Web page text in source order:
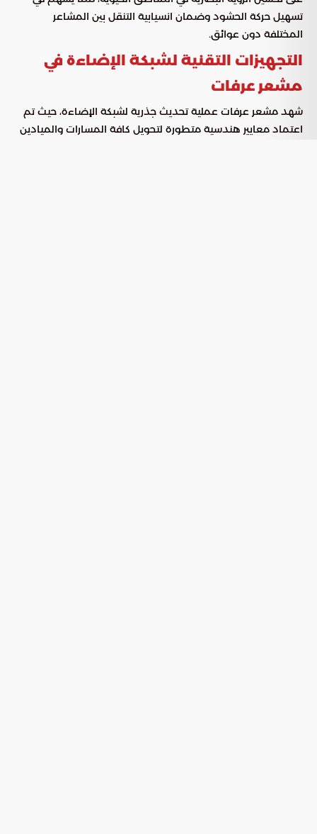
تسهيل حركة الحشود وضمان انسيابية التنقل بين المشاعر
المختلفة دون عوائق.
التجهيزات التقنية لشبكة الإضاءة في
مشعر عرفات
شهد مشعر عرفات عملية تحديث جذرية لشبكة الإضاءة، حيث تم
اعتماد معايير هندسية متطورة لتحويل كافة المسارات والميادين